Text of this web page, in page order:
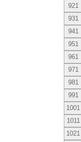
921
931
941
951
961
971
981
991
1001
1011
1021